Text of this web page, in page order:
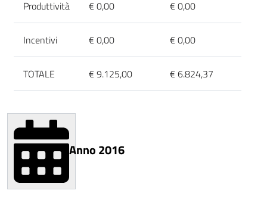
Produttività € 0,00 € 0,00
Incentivi € 0,00 € 0,00
TOTALE € 9.125,00 € 6.824,37
Anno 2016